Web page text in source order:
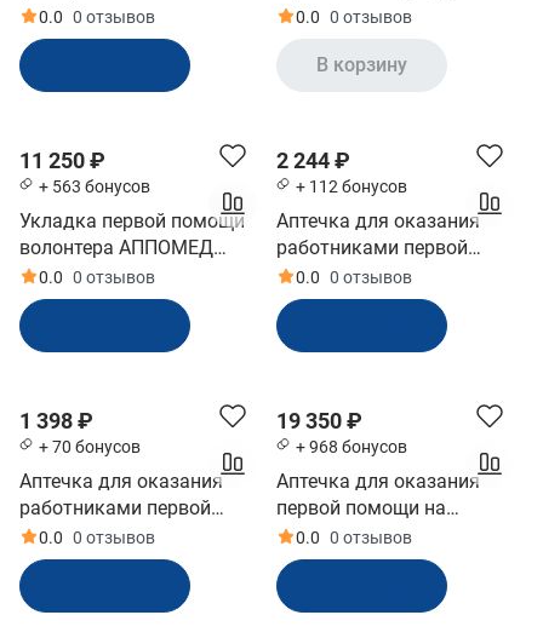
(20411)
0.0 0 отзывов
(20662002)
0.0 0 отзывов
В корзину
11 250 ₽
+ 563 бонусов
Укладка первой помощи
волонтера АППОМЕД
(20753)
0.0 0 отзывов
2 244 ₽
+ 112 бонусов
Аптечка для оказания
работниками первой
помощи по приказу №262н
пласт шкаф (13031)
0.0 0 отзывов
1 398 ₽
+ 70 бонусов
Аптечка для оказания
работниками первой
помощи по приказу №262н
сумка (13021)
0.0 0 отзывов
19 350 ₽
+ 968 бонусов
Аптечка для оказания
первой помощи на
предприятиях высокого
риска (20862)
0.0 0 отзывов